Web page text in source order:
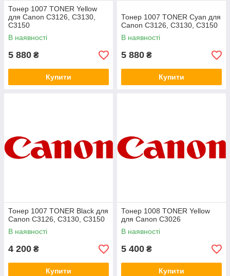
Тонер 1007 TONER Yellow
для Canon C3126, C3130,
C3150
В наявності
5 880 ₴
Купити
Тонер 1007 TONER Cyan для
Canon C3126, C3130, C3150
В наявності
5 880 ₴
Купити
Тонер 1007 TONER Black для
Canon C3126, C3130, C3150
В наявності
4 200 ₴
Купити
Тонер 1008 TONER Yellow
для Canon C3026
В наявності
5 400 ₴
Купити